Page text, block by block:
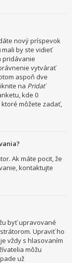
nový príspevok
by ste vidieť
pridávanie
vytvárať
aspoň dve
na Pridať
kde 0
môžete zadať,
Ak máte pocit, že
kontaktujte
byť upravované
Upraviť ho
vždy s hlasovaním
môžu
už